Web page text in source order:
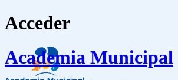
Acceder
Academia Municipal